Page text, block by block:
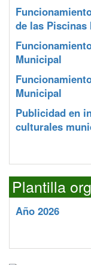
de las Piscinas
Municipal
Municipal
Publicidad en
culturales
Plantilla
Año 2026